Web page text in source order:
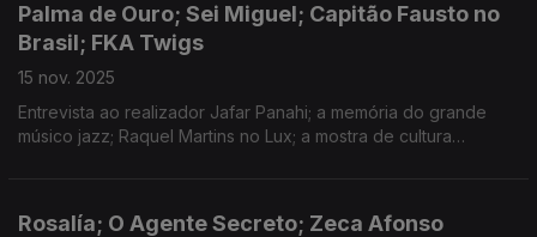
Palma de Ouro; Sei Miguel; Capitão Fausto no
Brasil; FKA Twigs
15 nov. 2025
Entrevista ao realizador Jafar Panahi; a memória do grande
músico jazz; Raquel Martins no Lux; a mostra de cultura
Rosalía; O Agente Secreto; Zeca Afonso